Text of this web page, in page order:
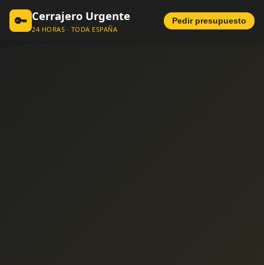
🔑 Cerrajero Urgente
24 HORAS · TODA ESPAÑA
Pedir presupuesto